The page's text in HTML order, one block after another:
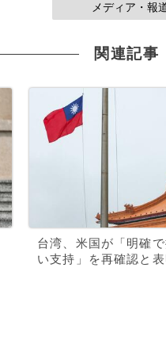
メディア・報
関連記事
台湾、米国が「明確
い支持」を再確認と表